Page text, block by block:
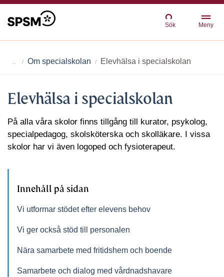
Sök Meny
Om specialskolan Elevhälsa i specialskolan
Elevhälsa i specialskolan
På alla våra skolor finns tillgång till kurator, psykolog,
specialpedagog, skolsköterska och skolläkare. I vissa
skolor har vi även logoped och fysioterapeut.
Innehåll på sidan
Vi utformar stödet efter elevens behov
Vi ger också stöd till personalen
Nära samarbete med fritidshem och boende
Samarbete och dialog med vårdnadshavare